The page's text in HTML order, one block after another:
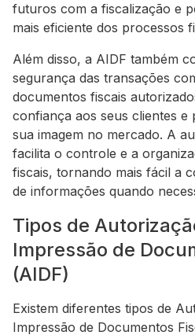
futuros com a fiscalização e
mais eficiente dos processos
Além disso, a AIDF também
segurança das transações
documentos fiscais
confiança aos seus clientes
sua imagem no mercado. A
facilita o controle e a
fiscais, tornando mais fácil a
de informações quando
Tipos de
Impressão de
(AIDF)
Existem diferentes tipos de
Impressão de Documentos